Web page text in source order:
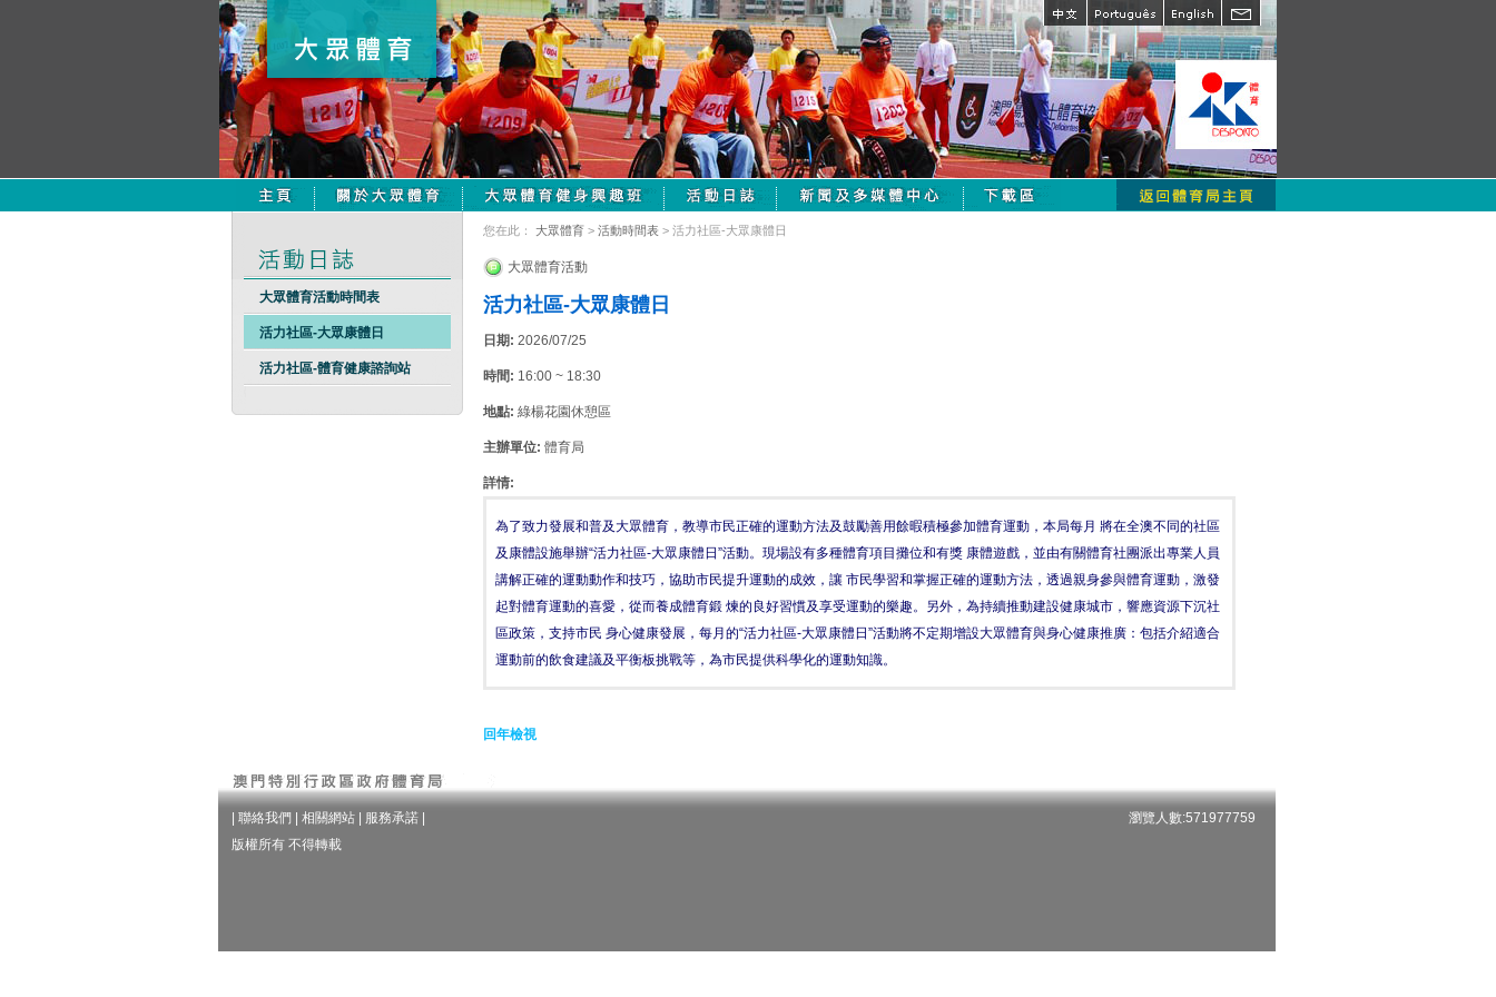
大眾體育活動時間表
活力社區-大眾康體日
活力社區-體育健康諮詢站
您在此： 大眾體育 > 活動時間表 > 活力社區-大眾康體日
大眾體育活動
活力社區-大眾康體日
日期: 2026/07/25
時間: 16:00 ~ 18:30
地點: 綠楊花園休憩區
主辦單位: 體育局
詳情:
為了致力發展和普及大眾體育，教導市民正確的運動方法及鼓勵善用餘暇積極參加體育運動，本局每月 將在全澳不同的社區
及康體設施舉辦“活力社區-大眾康體日”活動。現場設有多種體育項目攤位和有獎 康體遊戲，並由有關體育社團派出專業人員
講解正確的運動動作和技巧，協助市民提升運動的成效，讓 市民學習和掌握正確的運動方法，透過親身參與體育運動，激發
起對體育運動的喜愛，從而養成體育鍛 煉的良好習慣及享受運動的樂趣。另外，為持續推動建設健康城市，響應資源下沉社
區政策，支持市民 身心健康發展，每月的“活力社區-大眾康體日”活動將不定期增設大眾體育與身心健康推廣：包括介紹適合
運動前的飲食建議及平衡板挑戰等，為市民提供科學化的運動知識。
回年檢視
聯絡我們 相關網站 服務承諾
版權所有 不得轉載
瀏覽人數:571977759